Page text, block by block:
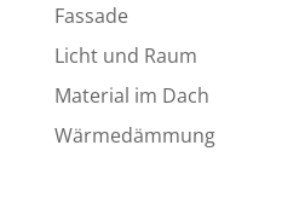
Fassade
Licht und Raum
Material im Dach
Wärmedämmung